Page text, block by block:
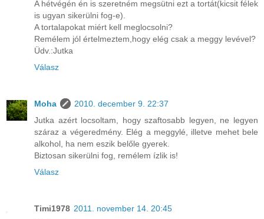
A hétvégén én is szeretném megsütni ezt a tortát(kicsit félek
is ugyan sikerülni fog-e).
A tortalapokat miért kell meglocsolni?
Remélem jól értelmeztem,hogy elég csak a meggy levével?
Üdv.:Jutka
Válasz
Moha
2010. december 9. 22:37
Jutka azért locsoltam, hogy szaftosabb legyen, ne legyen
száraz a végeredmény. Elég a meggylé, illetve mehet bele
alkohol, ha nem eszik belőle gyerek.
Biztosan sikerülni fog, remélem ízlik is!
Válasz
Timi1978 2011. november 14. 20:45